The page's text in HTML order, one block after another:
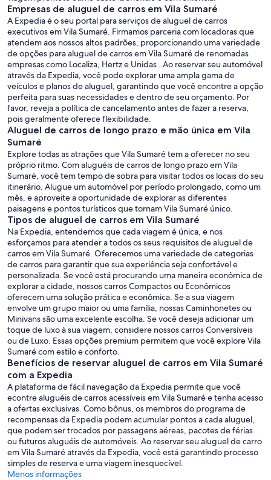
Empresas de aluguel de carros em Vila Sumaré
A Expedia é o seu portal para serviços de aluguel de carros
executivos em Vila Sumaré. Firmamos parceria com locadoras que
atendem aos nossos altos padrões, proporcionando uma variedade
de opções para aluguel de carros em Vila Sumaré de renomadas
empresas como Localiza, Hertz e Unidas . Ao reservar seu automóvel
através da Expedia, você pode explorar uma ampla gama de
veículos e planos de aluguel, garantindo que você encontre a opção
perfeita para suas necessidades e dentro de seu orçamento. Por
favor, reveja a política de cancelamento antes de fazer a reserva,
pois geralmente oferece flexibilidade.
Aluguel de carros de longo prazo e mão única em Vila
Sumaré
Explore todas as atrações que Vila Sumaré tem a oferecer no seu
próprio ritmo. Com aluguéis de carros de longo prazo em Vila
Sumaré, você tem tempo de sobra para visitar todos os locais do seu
itinerário. Alugue um automóvel por período prolongado, como um
mês, e aproveite a oportunidade de explorar as diferentes
paisagens e pontos turísticos que tornam Vila Sumaré único.
Tipos de aluguel de carros em Vila Sumaré
Na Expedia, entendemos que cada viagem é única, e nos
esforçamos para atender a todos os seus requisitos de aluguel de
carros em Vila Sumaré. Oferecemos uma variedade de categorias
de carros para garantir que sua experiência seja confortável e
personalizada. Se você está procurando uma maneira econômica de
explorar a cidade, nossos carros Compactos ou Econômicos
oferecem uma solução prática e econômica. Se a sua viagem
envolve um grupo maior ou uma família, nossas Caminhonetes ou
Minivans são uma excelente escolha. Se você deseja adicionar um
toque de luxo à sua viagem, considere nossos carros Conversíveis
ou de Luxo. Essas opções premium permitem que você explore Vila
Sumaré com estilo e conforto.
Benefícios de reservar aluguel de carros em Vila Sumaré
com a Expedia
A plataforma de fácil navegação da Expedia permite que você
econtre aluguéis de carros acessíveis em Vila Sumaré e tenha acesso
a ofertas exclusivas. Como bônus, os membros do programa de
recompensas da Expedia podem acumular pontos a cada aluguel,
que podem ser trocados por passagens aéreas, pacotes de férias
ou futuros aluguéis de automóveis. Ao reservar seu aluguel de carro
em Vila Sumaré através da Expedia, você está garantindo processo
simples de reserva e uma viagem inesquecível.
Menos informações